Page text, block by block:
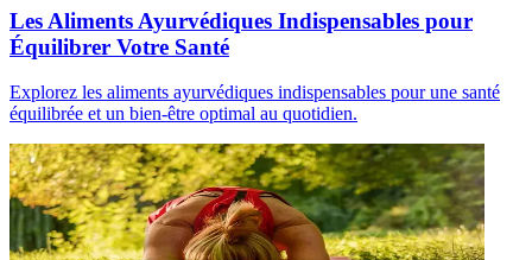
Les Aliments Ayurvédiques Indispensables pour
Équilibrer Votre Santé
Explorez les aliments ayurvédiques indispensables pour une santé
équilibrée et un bien-être optimal au quotidien.